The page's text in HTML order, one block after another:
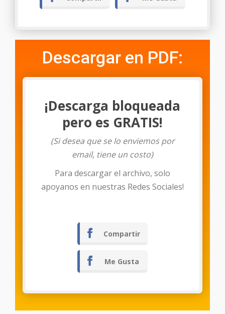
Tegucigalpa M.D.C., ……. de ……. de ………
Descargar en PDF:
Descargar
¡Descarga bloqueada
pero es GRATIS!
(Si desea que se lo enviemos por
email, tiene un costo)
Para descargar el archivo, solo
apoyanos en nuestras Redes Sociales!
Compartir
Me Gusta